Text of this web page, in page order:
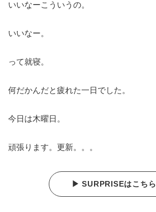
いいなーこういうの。
いいなー。
って就寝。
何だかんだと疲れた一日でした。
今日は木曜日。
頑張ります。更新。。。
▶ SURPRISEはこちら